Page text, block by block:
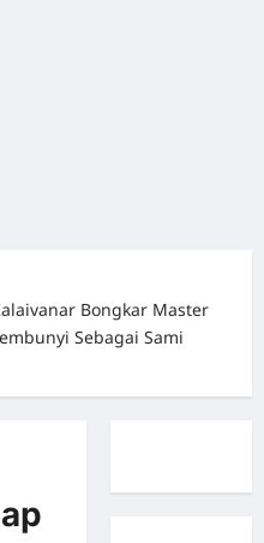
Bongkar Master
Sebagai Sami